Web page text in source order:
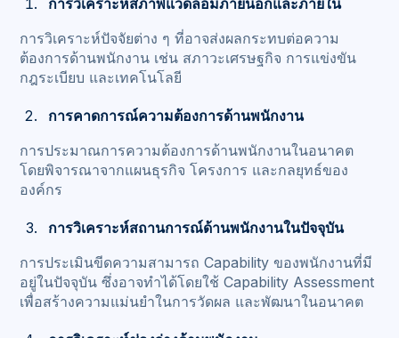
การวิเคราะห์ปัจจัยต่าง ๆ ที่อาจส่งผลกระทบต่อความ
ต้องการด้านพนักงาน เช่น สภาวะเศรษฐกิจ การแข่งขัน
กฎระเบียบ และเทคโนโลยี
การคาดการณ์ความต้องการด้านพนักงาน
การประมาณการความต้องการด้านพนักงานในอนาคต
โดยพิจารณาจากแผนธุรกิจ โครงการ และกลยุทธ์ของ
องค์กร
การวิเคราะห์สถานการณ์ด้านพนักงานในปัจจุบัน
การประเมินขีดความสามารถ Capability ของพนักงานที่มี
อยู่ในปัจจุบัน ซึ่งอาจทำได้โดยใช้ Capability Assessment
เพื่อสร้างความแม่นยำในการวัดผล และพัฒนาในอนาคต